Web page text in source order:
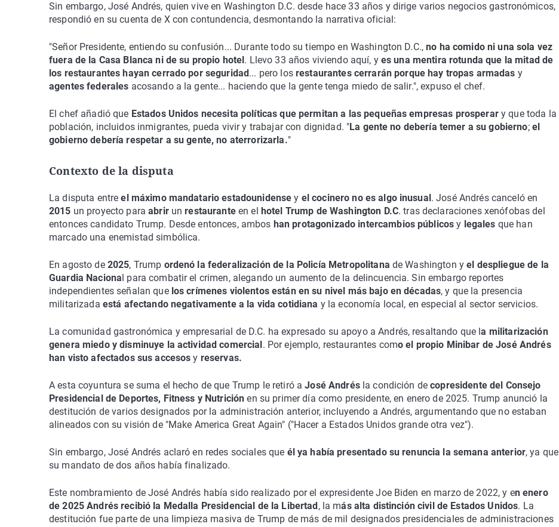
Sin embargo, José Andrés, quien vive en Washington D.C. desde hace 33 años y dirige varios negocios gastronómicos,
respondió en su cuenta de X con contundencia, desmontando la narrativa oficial:
"Señor Presidente, entiendo su confusión... Durante todo su tiempo en Washington D.C., no ha comido ni una sola vez
fuera de la Casa Blanca ni de su propio hotel . Llevo 33 años viviendo aquí, y es una mentira rotunda que la mitad de
los restaurantes hayan cerrado por seguridad ... pero los restaurantes cerrarán porque hay tropas armadas y
agentes federales acosando a la gente... haciendo que la gente tenga miedo de salir.", expuso el chef.
El chef añadió que Estados Unidos necesita políticas que permitan a las pequeñas empresas prosperary que toda la
población, incluidos inmigrantes, pueda vivir y trabajar con dignidad. "La gente no debería temer a su gobierno; el
gobierno debería respetar a su gente, no aterrorizarla."
Contexto de la disputa
La disputa entreel máximo mandatario estadounidense y el cocinero no es algo inusual . José Andrés canceló en
2015 un proyecto paraabrir unrestauranteen el hotel Trump de Washington D.C. tras declaraciones xenófobas del
entonces candidato Trump. Desde entonces, ambos han protagonizado intercambios públicos y legales que han
marcado una enemistad simbólica.
En agosto de 2025, Trump ordenó la federalización de la Policía Metropolitana de Washington yel despliegue de la
Guardia Naciona l para combatir el crimen, alegando un aumento de la delincuencia. Sin embargo reportes
independientes señalan quelos crímenes violentos están en su nivel más bajo en décadas, y que la presencia
militarizada está afectando negativamente a la vida cotidiana y la economía local, en especial al sector servicios.
La comunidad gastronómica y empresarial de D.C. ha expresado su apoyo a Andrés, resaltando que la militarización
genera miedo y disminuye la actividad comercial . Por ejemplo, restaurantes como el propio Minibar de José Andrés
han visto afectados sus accesosy reservas.
A esta coyuntura se suma el hecho de que Trump le retiró aJosé Andrésla condición decopresidente del Consejo
Presidencial de Deportes, Fitness y Nutrición en su primer día como presidente, en enero de 2025. Trump anunció la
destitución de varios designados por la administración anterior, incluyendo a Andrés, argumentando que no estaban
alineados con su visión de "Make America Great Again" ("Hacer a Estados Unidos grande otra vez").
Sin embargo, José Andrés aclaró en redes sociales que él ya había presentado su renuncia la semana anterior, ya que
su mandato de dos años había finalizado.
Este nombramiento de José Andrés había sido realizado por el expresidente Joe Biden en marzo de 2022, y en enero
de 2025 Andrés recibió la Medalla Presidencial de la Libertad , la más alta distinción civil de Estados Unidos. La
destitución fue parte de una limpieza masiva de Trump de más de mil designados presidenciales de administraciones